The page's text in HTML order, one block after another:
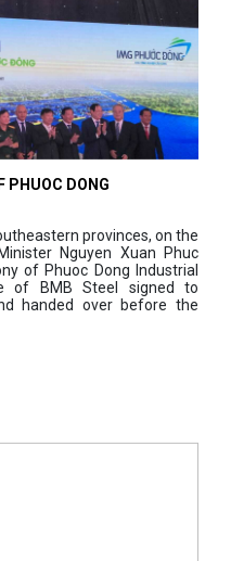
PHUOC DONG
provinces, on the
Nguyen Xuan Phuc
of Phuoc Dong Industrial
of BMB Steel signed to
handed over before the